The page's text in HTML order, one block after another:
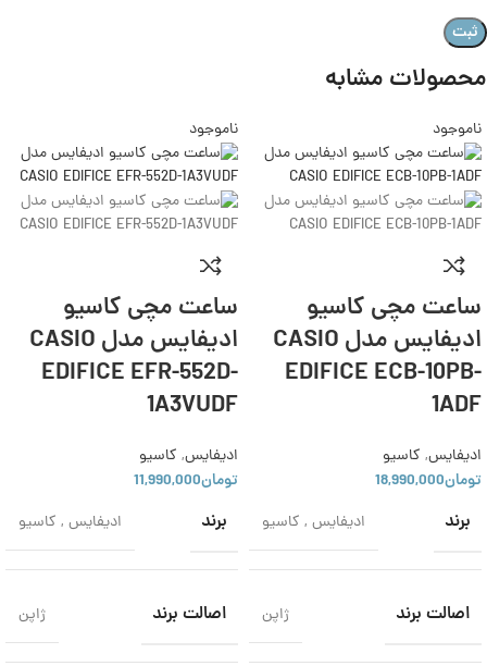
محصولات مشابه
ناموجود
ساعت مچی کاسیو
ادیفایس مدل CASIO
EDIFICE ECB-10PB-
1ADF
ادیفایس, کاسیو
تومان18,990,000
برند ادیفایس , کاسیو
اصالت برند ژاپن
ناموجود
ساعت مچی کاسیو
ادیفایس مدل CASIO
EDIFICE EFR-552D-
1A3VUDF
ادیفایس, کاسیو
تومان11,990,000
برند ادیفایس , کاسیو
اصالت برند ژاپن